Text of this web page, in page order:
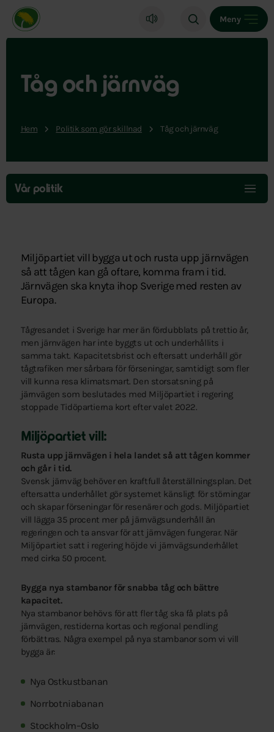
Miljöpartiet de gröna, startsida
Meny
Tåg och järnväg
Hem Politik som gör skillnad Tåg och järnväg
Hoppa
över
menyn
Vår politik
Miljöpartiet vill bygga ut och rusta upp järnvägen
så att tågen kan gå oftare, komma fram i tid.
Järnvägen ska knyta ihop Sverige med resten av
Europa.
Tågresandet i Sverige har mer än fördubblats på trettio år,
men järnvägen har inte byggts ut och underhållits i
samma takt. Kapacitetsbrist och eftersatt underhåll gör
tågtrafiken mer sårbara för förseningar, samtidigt som fler
vill kunna resa klimatsmart. Den storsatsning på
järnvägen som beslutades med Miljöpartiet i regering
stoppade Tidöpartierna kort efter valet 2022.
Miljöpartiet vill:
Rusta upp järnvägen i hela landet så att tågen kommer
och går i tid.
Svensk järnväg behöver en kraftfull återställningsplan. Det
eftersatta underhållet gör systemet känsligt för störningar
och skapar förseningar för resenärer och gods. Miljöpartiet
vill lägga 35 procent mer på järnvägsunderhåll än
regeringen och ta ansvar för att järnvägen fungerar. När
Miljöpartiet satt i regering höjde vi järnvägsunderhållet
med cirka 50 procent.
Bygga nya stambanor för snabba tåg och bättre
kapacitet.
Nya stambanor behövs för att fler tåg ska få plats på
järnvägen, restiderna kortas och regional pendling
förbättras. Några exempel på nya stambanor som vi vill
bygga är:
Nya Ostkustbanan
Norrbotniabanan
Stockholm–Oslo